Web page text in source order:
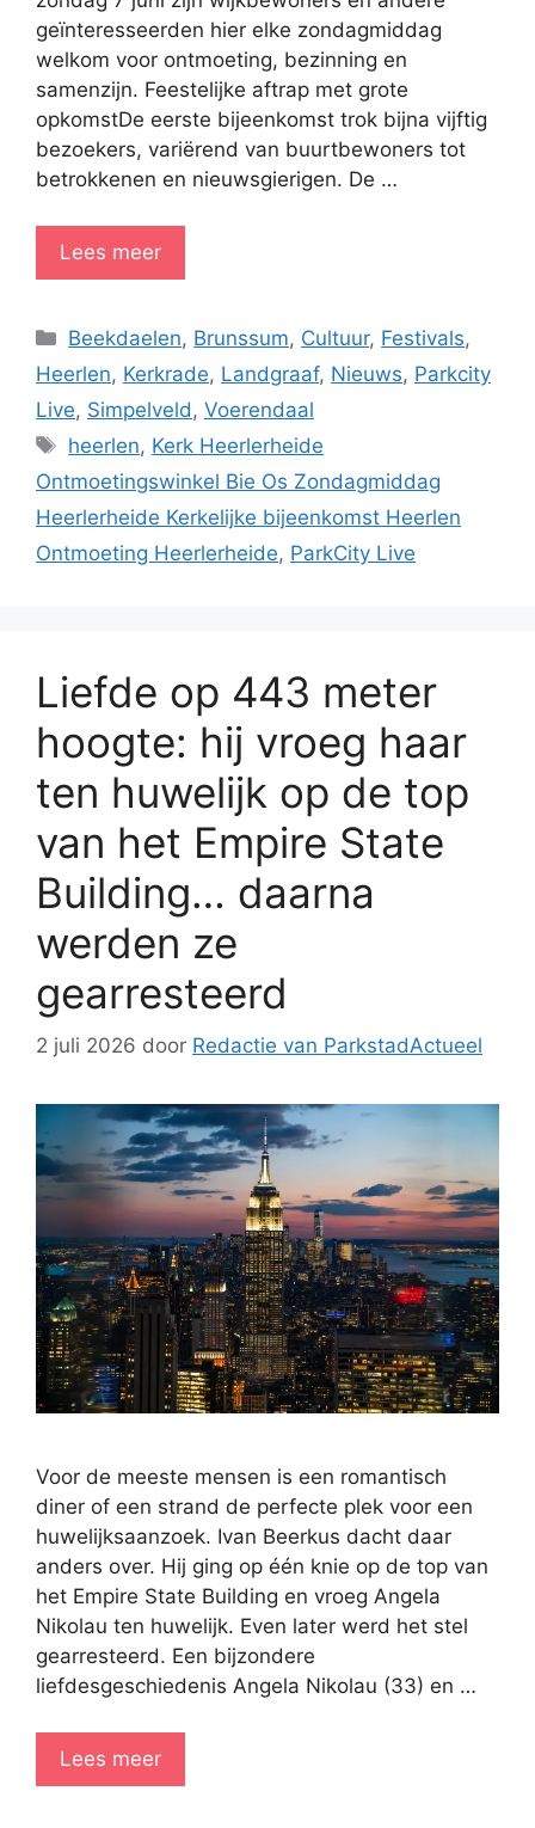
geïnteresseerden hier elke zondagmiddag
welkom voor ontmoeting, bezinning en
samenzijn. Feestelijke aftrap met grote
opkomstDe eerste bijeenkomst trok bijna vijftig
bezoekers, variërend van buurtbewoners tot
betrokkenen en nieuwsgierigen. De …
Lees meer
Categorieën
Beekdaelen, Brunssum, Cultuur, Festivals,
Heerlen, Kerkrade, Landgraaf, Nieuws, Parkcity
Live, Simpelveld , Voerendaal
Tags
heerlen, Kerk Heerlerheide
Ontmoetingswinkel Bie Os Zondagmiddag
Heerlerheide Kerkelijke bijeenkomst Heerlen
Ontmoeting Heerlerheide, ParkCity Live
Liefde op 443 meter
hoogte: hij vroeg haar
ten huwelijk op de top
van het Empire State
Building… daarna
werden ze
gearresteerd
2 juli 2026 door Redactie van ParkstadActueel
Voor de meeste mensen is een romantisch
diner of een strand de perfecte plek voor een
huwelijksaanzoek. Ivan Beerkus dacht daar
anders over. Hij ging op één knie op de top van
het Empire State Building en vroeg Angela
Nikolau ten huwelijk. Even later werd het stel
gearresteerd. Een bijzondere
liefdesgeschiedenis Angela Nikolau (33) en …
Lees meer